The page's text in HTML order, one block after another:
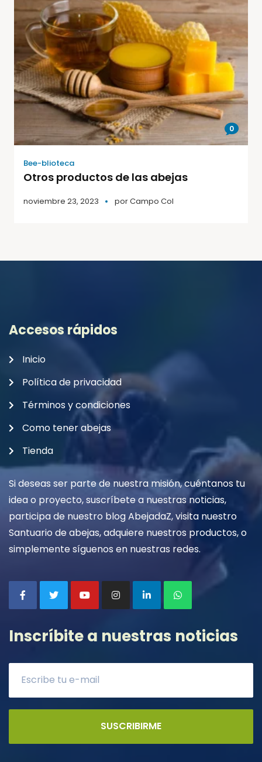
0
Bee-blioteca
Otros productos de las abejas
noviembre 23, 2023 porCampo Col
Accesos rápidos
Inicio
Política de privacidad
Términos y condiciones
Como tener abejas
Tienda
Si deseas ser parte de nuestra misión, cuéntanos tu
idea o proyecto, suscríbete a nuestras noticias,
participa de nuestro blog AbejadaZ, visita nuestro
Santuario de abejas, adquiere nuestros productos, o
simplemente síguenos en nuestras redes.
Inscríbite a nuestras noticias
SUSCRIBIRME